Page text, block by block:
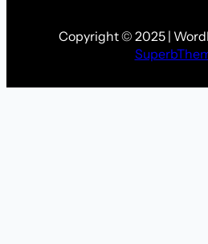
Copyright © 2025 |